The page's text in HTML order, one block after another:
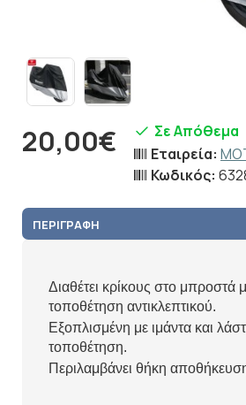
20,00€
Σε Απόθεμα
Εταιρεία:
Κωδικός:
ΠΕΡΙΓΡΑΦΉ
Διαθέτει κρίκους στο μπροστά
τοποθέτηση αντικλεπτικού.
Εξοπλισμένη με ιμάντα και
τοποθέτηση.
Περιλαμβάνει θήκη